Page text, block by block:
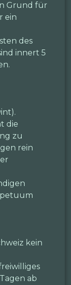
Grund für
ein
des
innert 5
die
zu
rein
kein
ab